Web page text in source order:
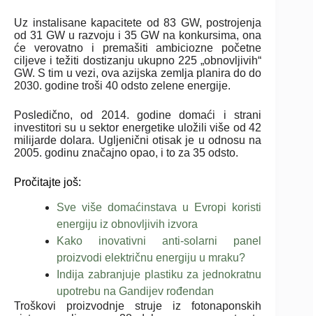
Uz instalisane kapacitete od 83 GW, postrojenja
od 31 GW u razvoju i 35 GW na konkursima, ona
će verovatno i premašiti ambiciozne početne
ciljeve i težiti dostizanju ukupno 225 „obnovljivih“
GW. S tim u vezi, ova azijska zemlja planira do do
2030. godine troši 40 odsto zelene energije.
Posledično, od 2014. godine domaći i strani
investitori su u sektor energetike uložili više od 42
milijarde dolara. Ugljenični otisak je u odnosu na
2005. godinu značajno opao, i to za 35 odsto.
Pročitajte još:
Sve više domaćinstava u Evropi koristi
energiju iz obnovljivih izvora
Kako inovativni anti-solarni panel
proizvodi električnu energiju u mraku?
Indija zabranjuje plastiku za jednokratnu
upotrebu na Gandijev rođendan
Troškovi proizvodnje struje iz fotonaponskih